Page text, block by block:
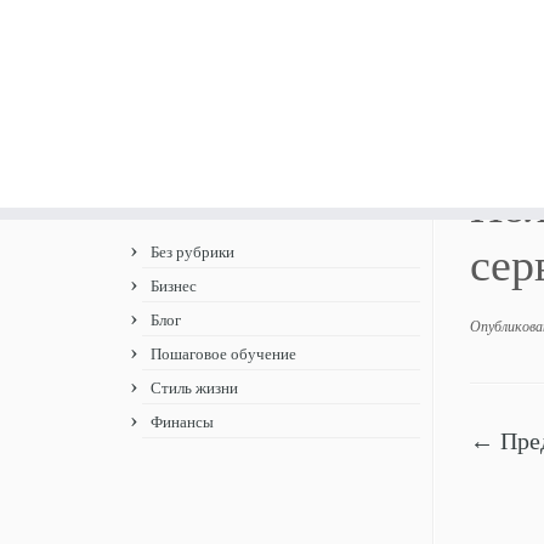
Без рубрики
Бизнес
Блог
Пошаговое обучение
Стиль жизни
Финансы
←